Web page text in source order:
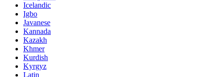
Icelandic
Igbo
Javanese
Kannada
Kazakh
Khmer
Kurdish
Kyrgyz
Latin